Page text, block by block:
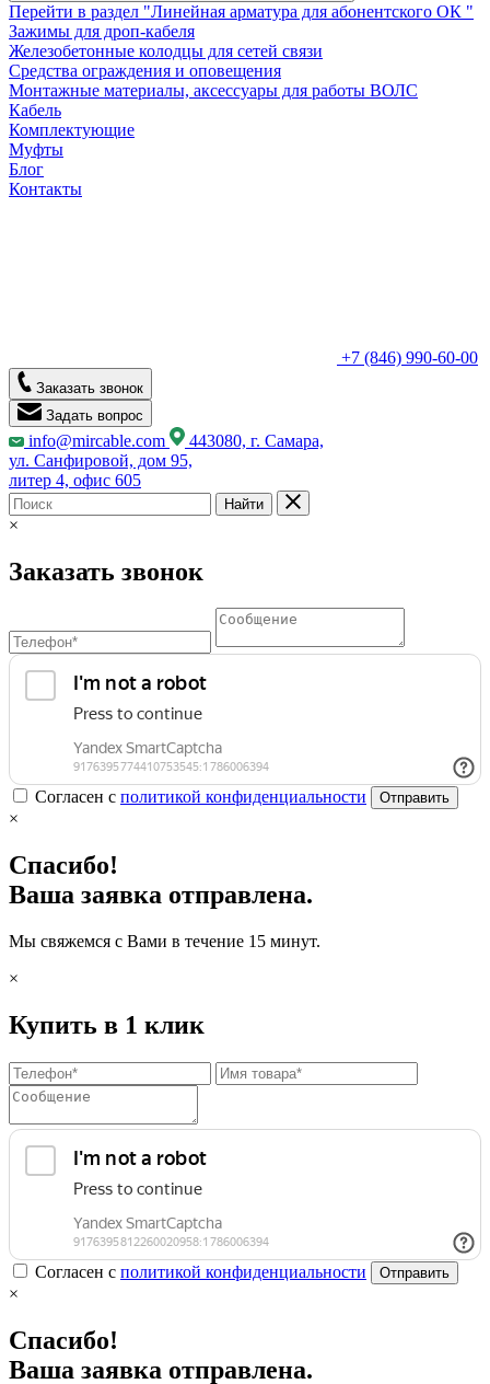
Перейти в раздел "Линейная арматура для абонентского ОК "
Зажимы для дроп-кабеля
Железобетонные колодцы для сетей связи
Средства ограждения и оповещения
Монтажные материалы, аксессуары для работы ВОЛС
Кабель
Комплектующие
Муфты
Блог
Контакты
+7 (846) 990-60-00
Заказать звонок
Задать вопрос
info@mircable.com
443080, г. Самара,
ул. Санфировой, дом 95,
литер 4, офис 605
Найти
×
Заказать звонок
Согласен с политикой конфиденциальности Отправить
×
Спасибо!
Ваша заявка отправлена.
Мы свяжемся с Вами в течение 15 минут.
×
Купить в 1 клик
Согласен с политикой конфиденциальности Отправить
×
Спасибо!
Ваша заявка отправлена.